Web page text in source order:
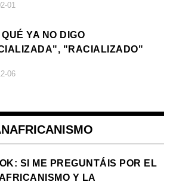
01
QUÉ YA NO DIGO
"RACIALIZADO"
06
SI ME PREGUNTÁIS POR EL
Y LA